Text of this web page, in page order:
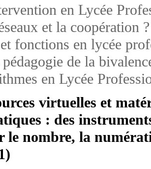
en Lycée
et la coopération ?
fonctions en lycée
de la
en Lycée
virtuelles et
: des
le nombre, la